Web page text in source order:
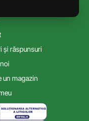
și răspunsuri
un magazin